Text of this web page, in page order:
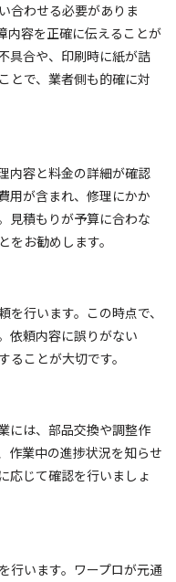
合わせる必要がありま
内容を正確に伝えることが
具合や、印刷時に紙が詰
とで、業者側も的確に対
内容と料金の詳細が確認
用が含まれ、修理にかか
見積もりが予算に合わな
お勧めします。
行います。この時点で、
依頼内容に誤りがない
ことが大切です。
には、部品交換や調整作
作業中の進捗状況を知らせ
応じて確認を行いましょ
行います。ワープロが元通